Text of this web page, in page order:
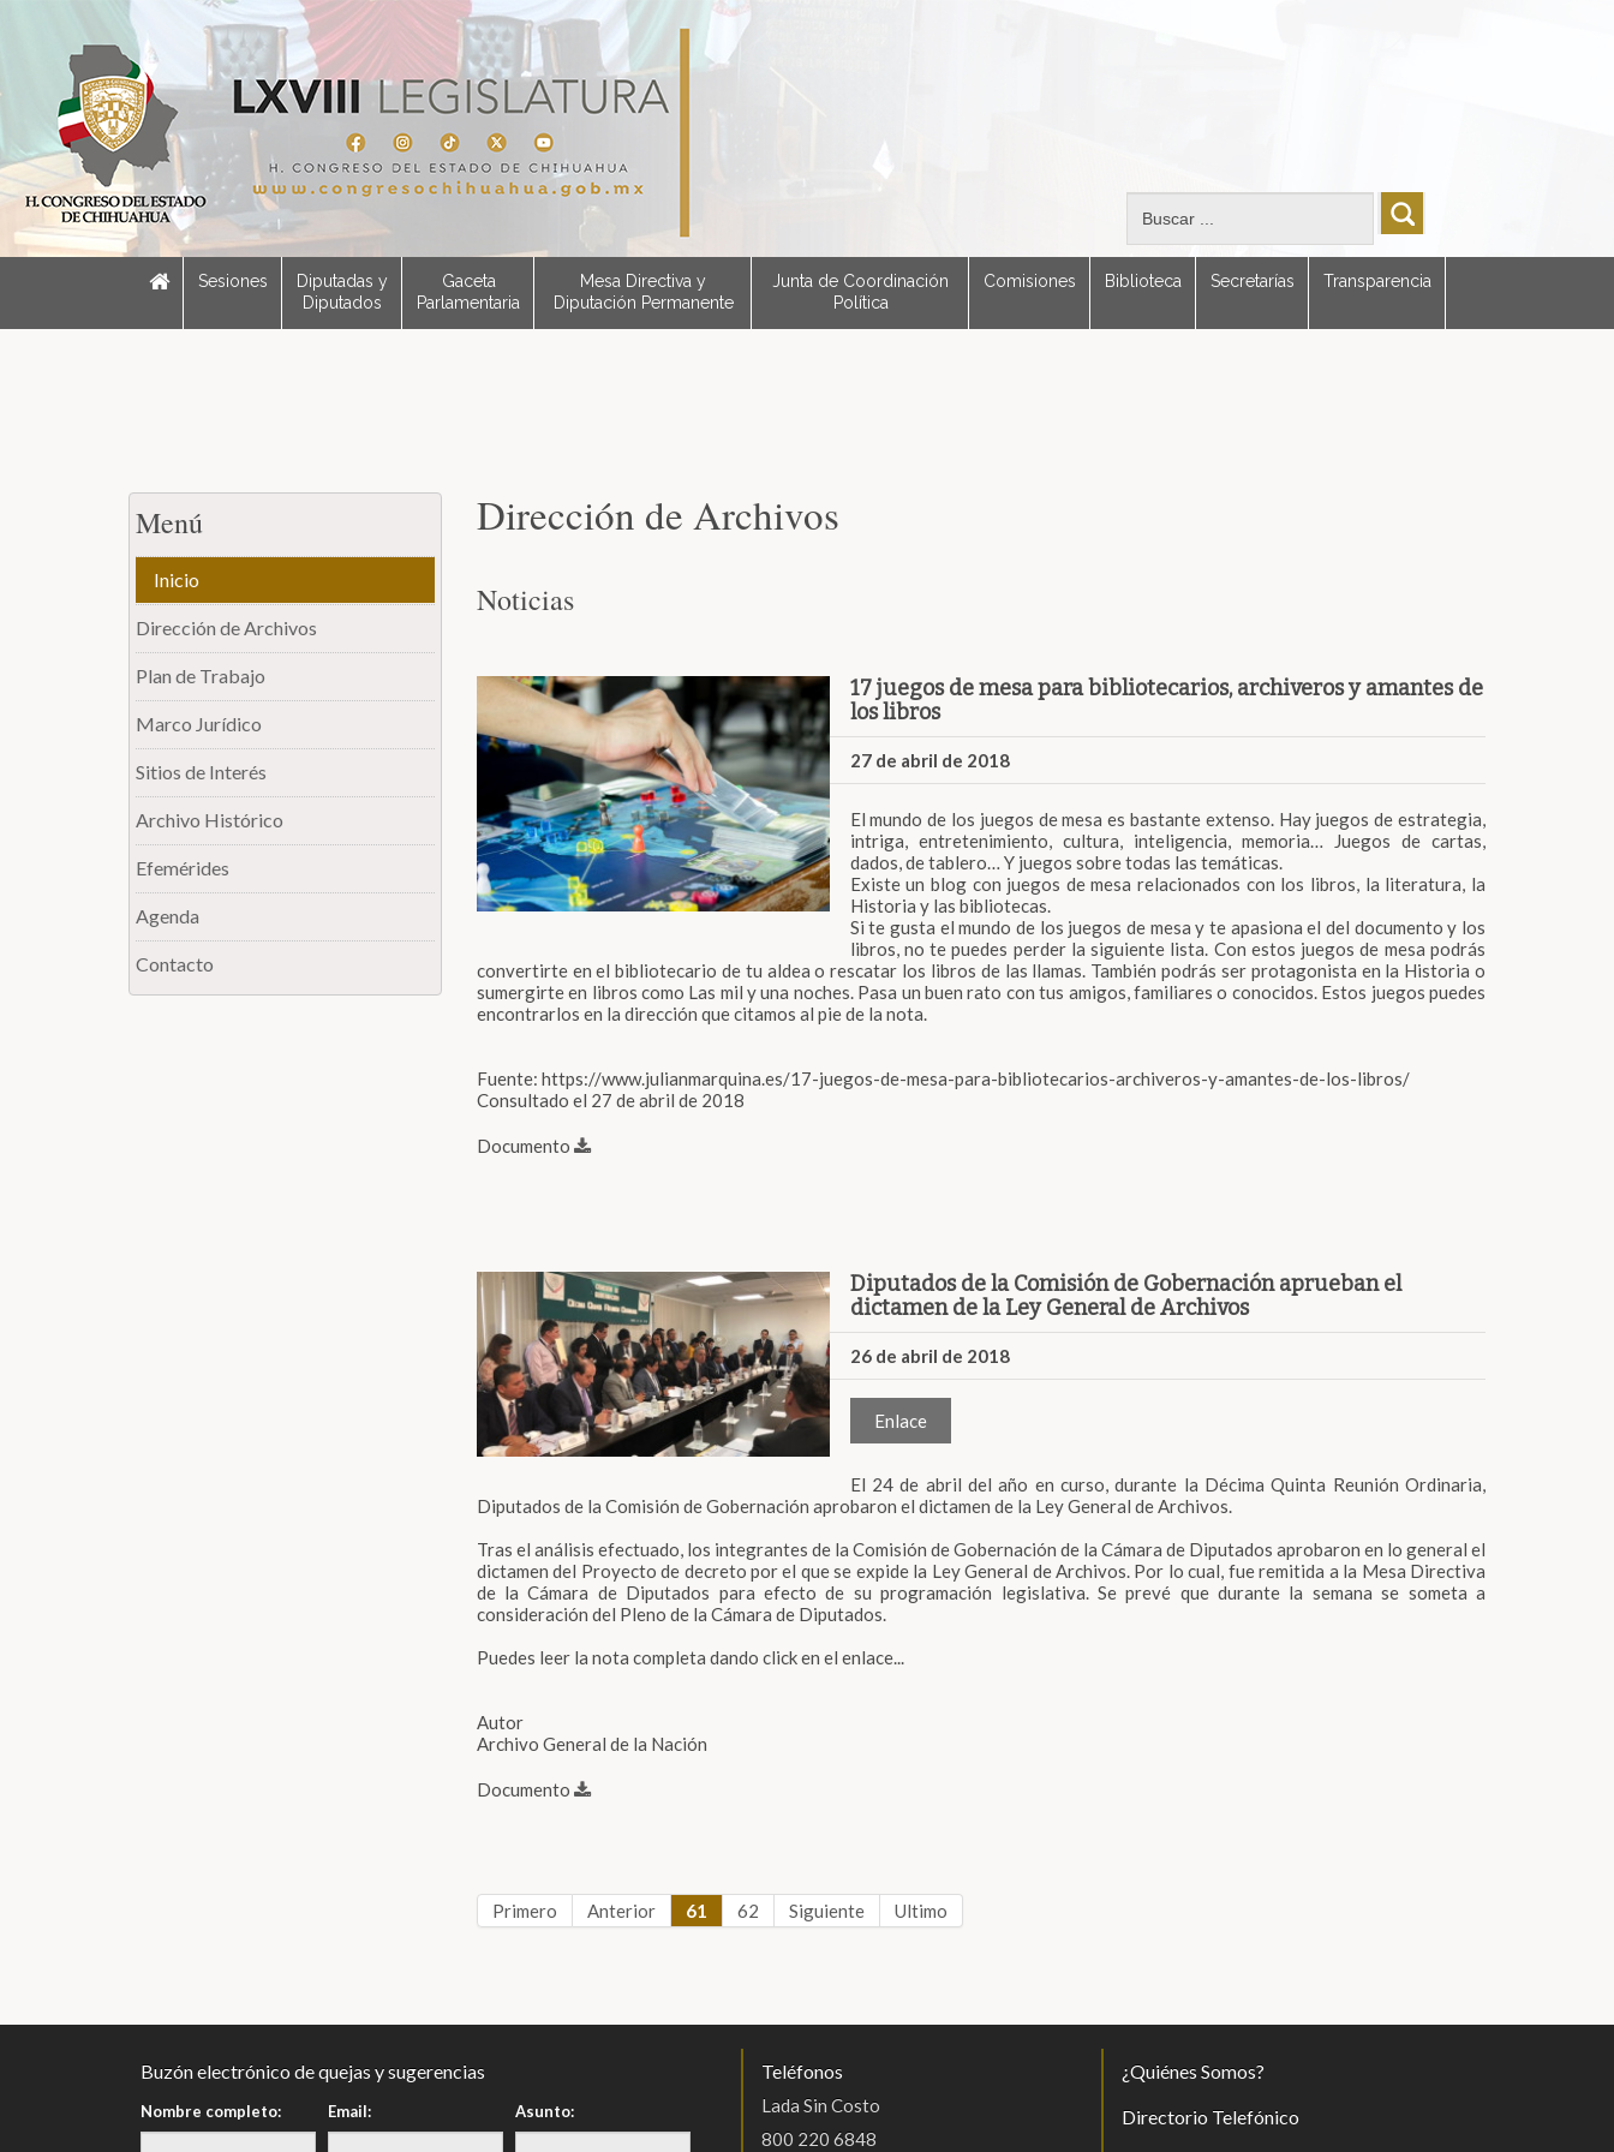
Sesiones
Diputadas y
Diputados
Gaceta
Parlamentaria
Mesa Directiva y
Diputación Permanente
Junta de Coordinación
Política
Comisiones Biblioteca Secretarías Transparencia
Menú
Inicio
Dirección de Archivos
Plan de Trabajo
Marco Jurídico
Sitios de Interés
Archivo Histórico
Efemérides
Agenda
Contacto
Dirección de Archivos
Noticias
17 juegos de mesa para bibliotecarios, archiveros y amantes de
los libros
27 de abril de 2018
El mundo de los juegos de mesa es bastante extenso. Hay juegos de estrategia,
intriga, entretenimiento, cultura, inteligencia, memoria… Juegos de cartas,
dados, de tablero… Y juegos sobre todas las temáticas.
Existe un blog con juegos de mesa relacionados con los libros, la literatura, la
Historia y las bibliotecas.
Si te gusta el mundo de los juegos de mesa y te apasiona el del documento y los
libros, no te puedes perder la siguiente lista. Con estos juegos de mesa podrás
convertirte en el bibliotecario de tu aldea o rescatar los libros de las llamas. También podrás ser protagonista en la Historia o
sumergirte en libros como Las mil y una noches. Pasa un buen rato con tus amigos, familiares o conocidos. Estos juegos puedes
encontrarlos en la dirección que citamos al pie de la nota.
Fuente: https://www.julianmarquina.es/17-juegos-de-mesa-para-bibliotecarios-archiveros-y-amantes-de-los-libros/
Consultado el 27 de abril de 2018
Documento
Diputados de la Comisión de Gobernación aprueban el
dictamen de la Ley General de Archivos
26 de abril de 2018
Enlace
El 24 de abril del año en curso, durante la Décima Quinta Reunión Ordinaria,
Diputados de la Comisión de Gobernación aprobaron el dictamen de la Ley General de Archivos.
Tras el análisis efectuado, los integrantes de la Comisión de Gobernación de la Cámara de Diputados aprobaron en lo general el
dictamen del Proyecto de decreto por el que se expide la Ley General de Archivos. Por lo cual, fue remitida a la Mesa Directiva
de la Cámara de Diputados para efecto de su programación legislativa. Se prevé que durante la semana se someta a
consideración del Pleno de la Cámara de Diputados.
Puedes leer la nota completa dando click en el enlace...
Autor
Archivo General de la Nación
Documento
Primero Anterior 61 62 Siguiente Ultimo
Buzón electrónico de quejas y sugerencias
Nombre completo: Email: Asunto:
Teléfonos
Lada Sin Costo
800 220 6848
¿Quiénes Somos?
Directorio Telefónico